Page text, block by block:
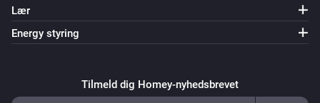
Lær
Energy styring
Tilmeld dig Homey-nyhedsbrevet